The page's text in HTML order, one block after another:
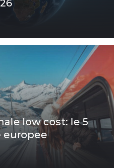
low cost: le 5
europee